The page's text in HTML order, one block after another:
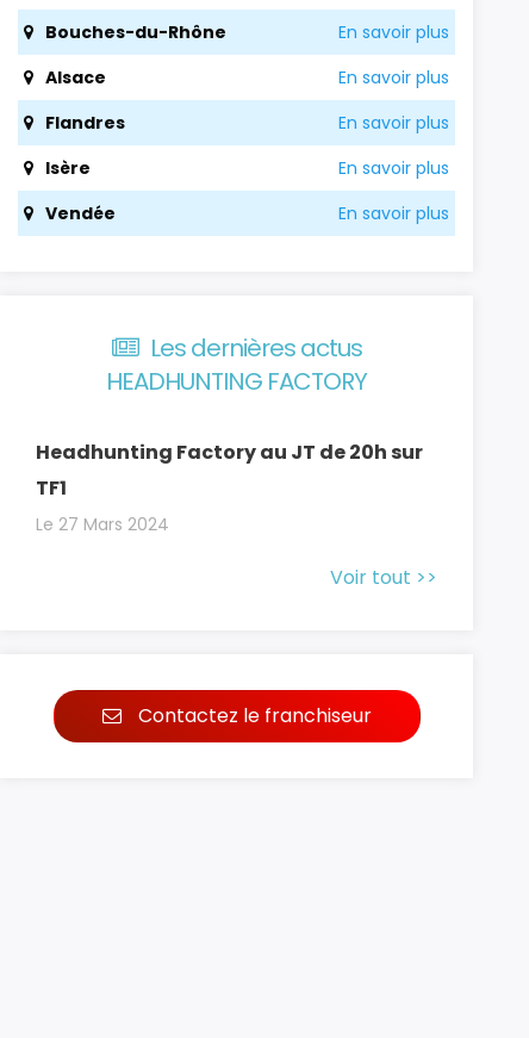
Bouches-du-Rhône
En savoir plus
Alsace
En savoir plus
Flandres
En savoir plus
Isère
En savoir plus
Vendée
En savoir plus
Les dernières actus
HEADHUNTING FACTORY
Headhunting Factory au JT de 20h sur
TF1
Le 27 Mars 2024
Voir tout >>
Contactez le franchiseur